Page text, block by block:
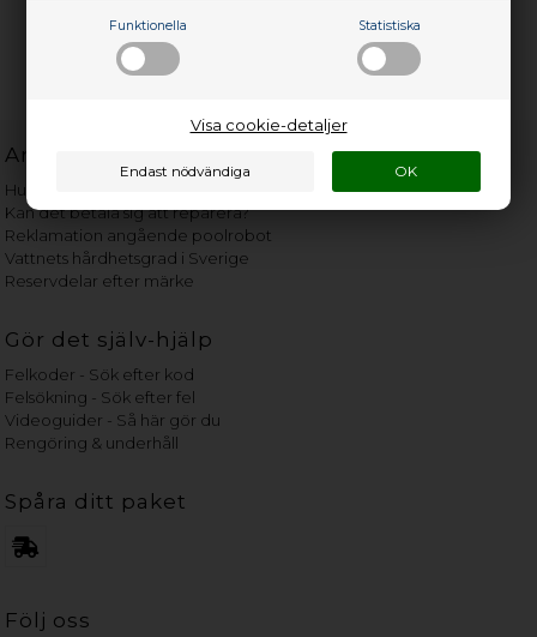
Funktionella Statistiska
Visa cookie-detaljer
Användbara länkar
Hur gammal är min vitvara?
Kan det betala sig att reparera?
Reklamation angående poolrobot
Vattnets hårdhetsgrad i Sverige
Reservdelar efter märke
Gör det själv-hjälp
Felkoder - Sök efter kod
Felsökning - Sök efter fel
Videoguider - Så här gör du
Rengöring & underhåll
Spåra ditt paket
Följ oss